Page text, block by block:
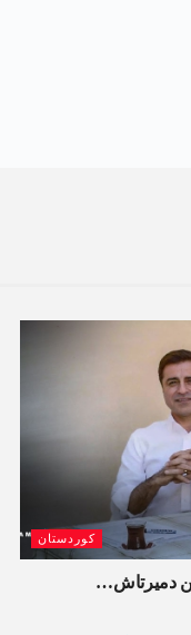
كوردستان
عن دميرتاش…